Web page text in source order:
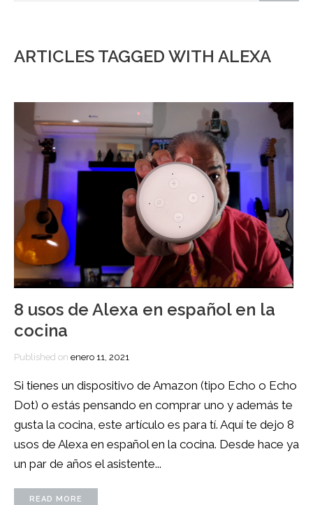
ARTICLES TAGGED WITH ALEXA
8 usos de Alexa en español en la
cocina
Published on enero 11, 2021
Si tienes un dispositivo de Amazon (tipo Echo o Echo
Dot) o estás pensando en comprar uno y además te
gusta la cocina, este artículo es para tí. Aquí te dejo 8
usos de Alexa en español en la cocina. Desde hace ya
un par de años el asistente...
READ MORE